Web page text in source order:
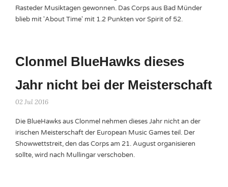
Rasteder Musiktagen gewonnen. Das Corps aus Bad Münder
blieb mit 'About Time' mit 1.2 Punkten vor Spirit of 52.
Clonmel BlueHawks dieses
Jahr nicht bei der Meisterschaft
02 Jul 2016
Die BlueHawks aus Clonmel nehmen dieses Jahr nicht an der
irischen Meisterschaft der European Music Games teil. Der
Showwettstreit, den das Corps am 21. August organisieren
sollte, wird nach Mullingar verschoben.